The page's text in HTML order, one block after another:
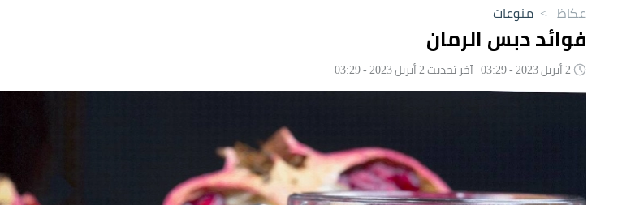
عكاظ > منوعات
فوائد دبس الرمان